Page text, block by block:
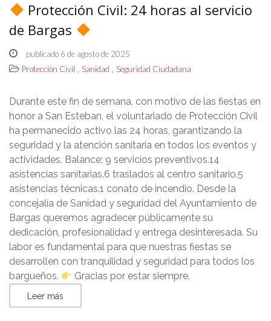
Protección Civil: 24 horas al servicio
de Bargas
publicado 6 de agosto de 2025
Protección Civil , Sanidad , Seguridad Ciudadana
Durante este fin de semana, con motivo de las fiestas en
honor a San Esteban, el voluntariado de Protección Civil
ha permanecido activo las 24 horas, garantizando la
seguridad y la atención sanitaria en todos los eventos y
actividades. Balance: 9 servicios preventivos.14
asistencias sanitarias.6 traslados al centro sanitario.5
asistencias técnicas.1 conato de incendio. Desde la
concejalía de Sanidad y seguridad del Ayuntamiento de
Bargas queremos agradecer públicamente su
dedicación, profesionalidad y entrega desinteresada. Su
labor es fundamental para que nuestras fiestas se
desarrollen con tranquilidad y seguridad para todos los
bargueños.
Gracias por estar siempre.
Leer más